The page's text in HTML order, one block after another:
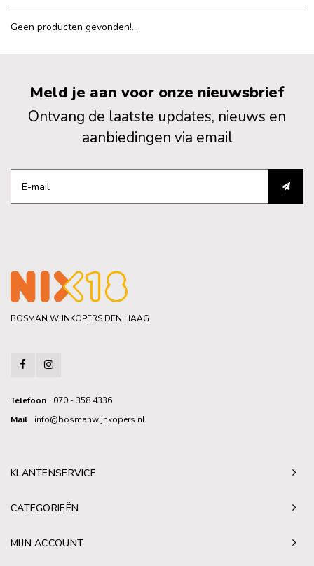
Geen producten gevonden!...
Meld je aan voor onze nieuwsbrief
Ontvang de laatste updates, nieuws en
aanbiedingen via email
BOSMAN WIJNKOPERS DEN HAAG
Telefoon
070 - 358 4336
Mail
info@bosmanwijnkopers.nl
KLANTENSERVICE
CATEGORIEËN
MIJN ACCOUNT